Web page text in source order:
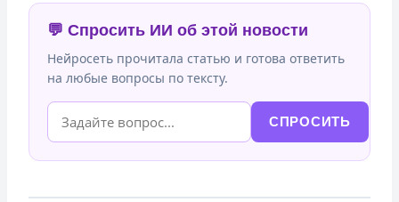
💬 Спросить ИИ об этой новости
Нейросеть прочитала статью и готова ответить
на любые вопросы по тексту.
СПРОСИТЬ